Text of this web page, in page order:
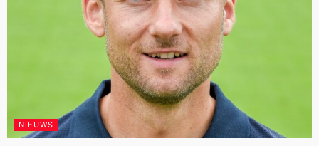
NIEUWS